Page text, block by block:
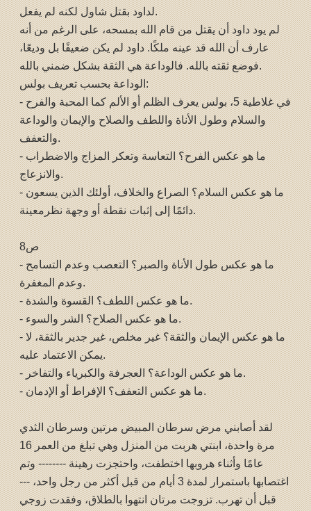
لداود بقتل شاول لكنه لم يفعل.
لم يود داود أن يقتل من قام الله بمسحه، على الرغم من أنه
عارف أن الله قد عينه ملكًا. داود لم يكن ضعيفًا بل وديعًا،
فوضع ثقته بالله. فالوداعة هي الثقة بشكل ضمني بالله.
الوداعة بحسب تعريف بولس:
- في غلاطية 5، بولس يعرف الظلم أو الألم كما المحبة والفرح
والسلام وطول الأناة واللطف والصلاح والإيمان والوداعة
والتعفف.
- ما هو عكس الفرح؟ التعاسة وتعكر المزاج والاضطراب
والانزعاج.
- ما هو عكس السلام؟ الصراع والخلاف، أولئك الذين يسعون
دائمًا إلى إثبات نقطة أو وجهة نظرمعينة.
ص8
- ما هو عكس طول الأناة والصبر؟ التعصب وعدم التسامح
وعدم المغفرة.
- ما هو عكس اللطف؟ القسوة والشدة.
- ما هو عكس الصلاح؟ الشر والسوء.
- ما هو عكس الإيمان والثقة؟ غير مخلص، غير جدير بالثقة، لا
يمكن الاعتماد عليه.
- ما هو عكس الوداعة؟ العجرفة والكبرياء والتفاخر.
- ما هو عكس التعفف؟ الإفراط أو الإدمان.
لقد أصابني مرض سرطان المبيض مرتين وسرطان الثدي
مرة واحدة، ابنتي هربت من المنزل وهي تبلغ من العمر 16
عامًا وأثناء هروبها اختطفت، واحتجزت رهينة -------- وتم
اغتصابها باستمرار لمدة 3 أيام من قبل أكثر من رجل واحد، ---
قبل أن تهرب. تزوجت مرتان انتهوا بالطلاق، وفقدت زوجي